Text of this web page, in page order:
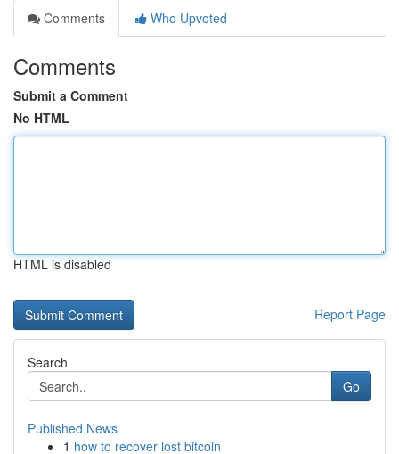
Comments
Who Upvoted
Comments
Submit a Comment
No HTML
HTML is disabled
Report Page
Search
Go
Published News
1 how to recover lost bitcoin